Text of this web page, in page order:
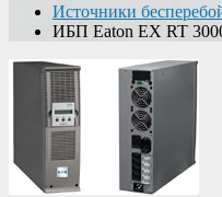
Источники
ИБП Eaton EX RT